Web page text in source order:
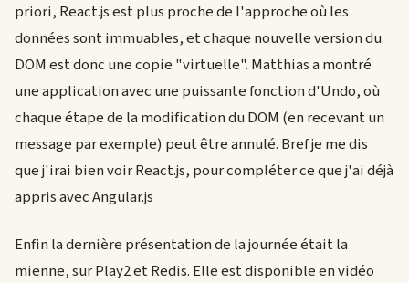
priori, React.js est plus proche de l'approche où les
données sont immuables, et chaque nouvelle version du
DOM est donc une copie "virtuelle". Matthias a montré
une application avec une puissante fonction d'Undo, où
chaque étape de la modification du DOM (en recevant un
message par exemple) peut être annulé. Bref je me dis
que j'irai bien voir React.js, pour compléter ce que j'ai déjà
appris avec Angular.js
Enfin la dernière présentation de la journée était la
mienne, sur Play2 et Redis. Elle est disponible en vidéo